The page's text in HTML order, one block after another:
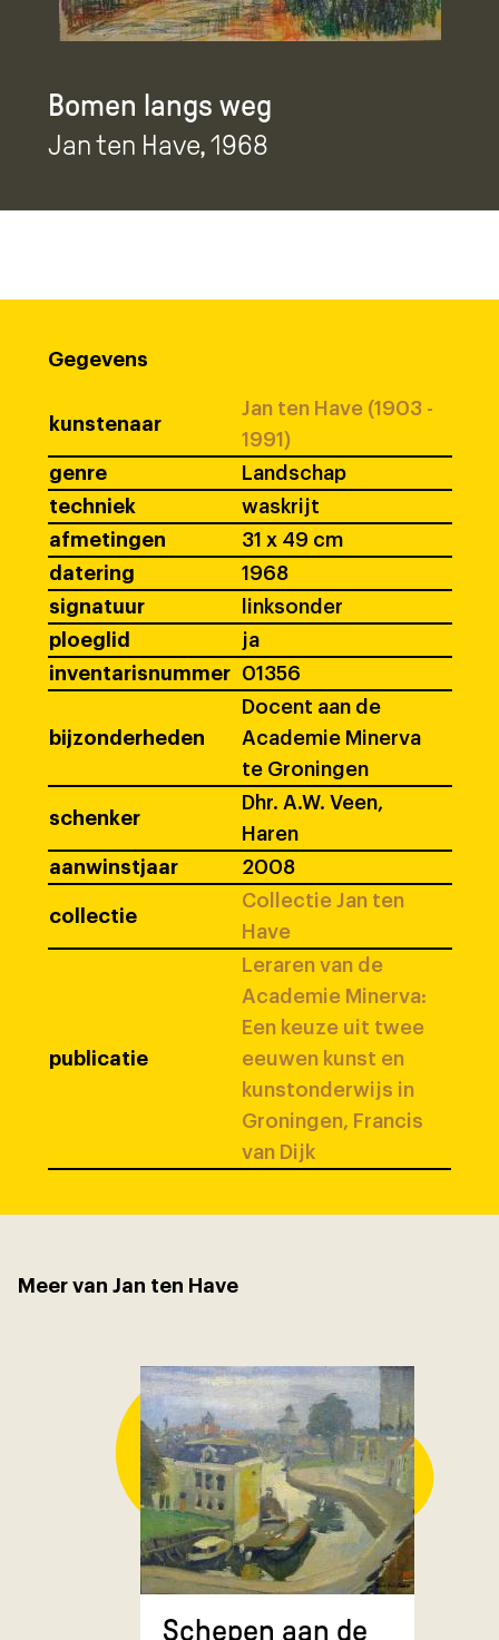
Bomen langs weg
Jan ten Have, 1968
Gegevens
kunstenaar
Jan ten Have (1903 -
1991)
genre
Landschap
techniek
waskrijt
afmetingen
31 x 49 cm
datering
1968
signatuur
linksonder
ploeglid
ja
inventarisnummer
01356
bijzonderheden
Docent aan de
Academie Minerva
te Groningen
schenker
Dhr. A.W. Veen,
Haren
aanwinstjaar
2008
collectie
Collectie Jan ten
Have
publicatie
Leraren van de
Academie Minerva:
Een keuze uit twee
eeuwen kunst en
kunstonderwijs in
Groningen, Francis
van Dijk
Meer van Jan ten Have
Schepen aan de